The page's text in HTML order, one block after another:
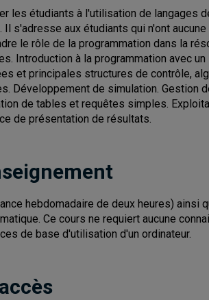
les étudiants à l'utilisation de langages
s'adresse aux étudiants qui n'ont
le rôle de la programmation dans la
Introduction à la programmation avec
et principales structures de contrôle,
Développement de simulation. Gestion
de tables et requêtes simples.
de présentation de résultats.
hebdomadaire de deux heures) ainsi
Ce cours ne requiert aucune
de base d'utilisation d'un ordinateur.